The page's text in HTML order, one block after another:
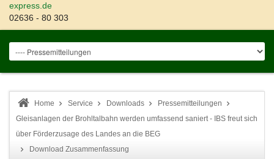
express.de
02636 - 80 303
Home Service Downloads
Pressemitteilungen
Gleisanlagen der Brohltalbahn werden umfassend saniert - IBS freut sich
über Förderzusage des Landes an die BEG
Download Zusammenfassung